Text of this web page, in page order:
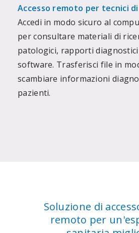
Accesso remoto per tecnici
Accedi in modo sicuro al
per consultare materiali di
patologici, rapporti
software. Trasferisci file in
scambiare informazioni
pazienti.
Soluzione di
remoto per